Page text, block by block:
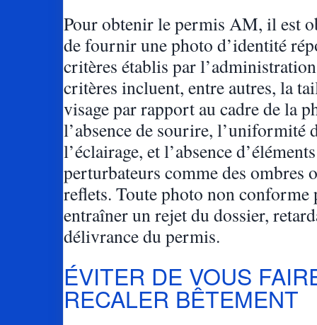
Pour obtenir le permis AM, il est
de fournir une photo d’identité
critères établis par
critères incluent, entre autres, la
visage par rapport au cadre de la
l’absence de sourire, l’uniformité
l’éclairage, et l’absence d’éléments
perturbateurs comme des ombres
reflets. Toute photo non conforme
entraîner un rejet du dossier,
délivrance du permis.
ÉVITER DE VOUS
RECALER BÊTEMENT